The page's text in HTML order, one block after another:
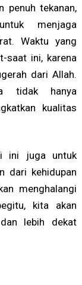
penuh tekanan,
menjaga
Waktu yang
saat ini, karena
dari Allah.
tidak hanya
kualitas
ini juga untuk
dari kehidupan
menghalangi
kita akan
lebih dekat